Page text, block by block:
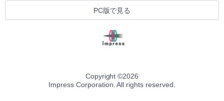
PC版で見る
Copyright ©2026
Impress Corporation. All rights reserved.